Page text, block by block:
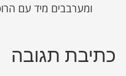
ומערבבים מיד עם
כתיבת תגובה